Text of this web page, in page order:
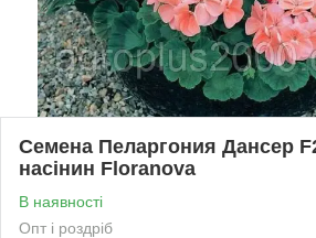
Семена Пеларгония Дансер
насінин Floranova
В наявності
Опт і роздріб